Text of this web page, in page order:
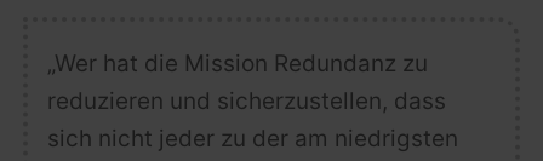
„Wer hat die Mission Redundanz zu
reduzieren und sicherzustellen, dass
sich nicht jeder zu der am niedrigsten